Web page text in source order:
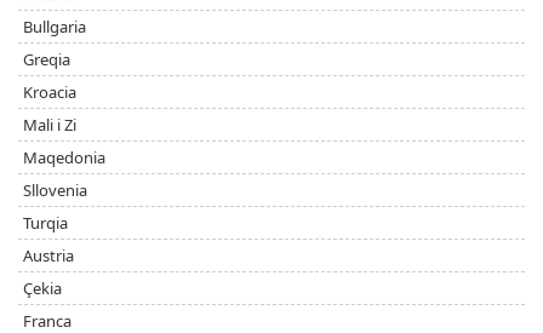
Bullgaria
Greqia
Kroacia
Mali i Zi
Maqedonia
Sllovenia
Turqia
Austria
Çekia
Franca